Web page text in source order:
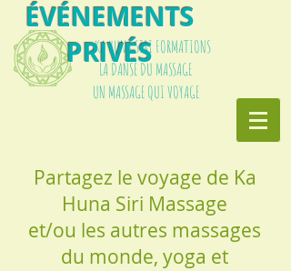
KA HUNA SIRI FORMATIONS
LA DANSE DU MASSAGE
UN MASSAGE QUI VOYAGE
ÉVÉNEMENTS
PRIVÉS
Partagez le voyage de Ka
Huna Siri Massage
et/ou les autres massages
du monde, yoga et